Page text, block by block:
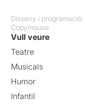
Disseny i programació:
Copymouse
Vull veure
Teatre
Musicals
Humor
Infantil